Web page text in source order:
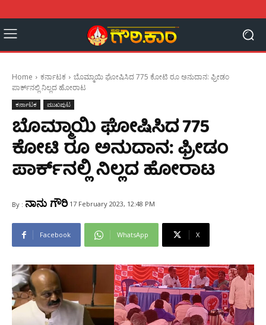
Home ಕರ್ನಾಟಕ
ಬೊಮ್ಮಾಯಿ ಘೋಷಿಸಿದ 775 ಕೋಟಿ ರೂ ಅನುದಾನ: ಫ್ರೀಡಂ
ಪಾರ್ಕ್‌ನಲ್ಲಿ ನಿಲ್ಲದ ಹೋರಾಟ
ಕರ್ನಾಟಕ ಮುಖಪುಟ
ಬೊಮ್ಮಾಯಿ ಘೋಷಿಸಿದ 775
ಕೋಟಿ ರೂ ಅನುದಾನ: ಫ್ರೀಡಂ
ಪಾರ್ಕ್‌ನಲ್ಲಿ ನಿಲ್ಲದ ಹೋರಾಟ
By : ನಾನು ಗೌರಿ 17 February 2023, 12:48 PM
Facebook WhatsApp X